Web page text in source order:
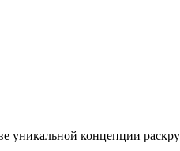
уникальной концепции